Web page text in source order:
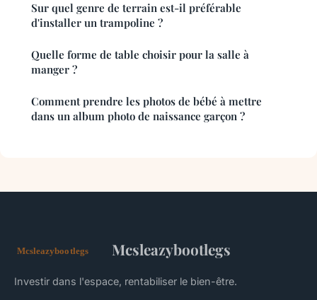
Sur quel genre de terrain est-il préférable
d'installer un trampoline ?
Quelle forme de table choisir pour la salle à
manger ?
Comment prendre les photos de bébé à mettre
dans un album photo de naissance garçon ?
Mcsleazybootlegs
Investir dans l'espace, rentabiliser le bien-être.